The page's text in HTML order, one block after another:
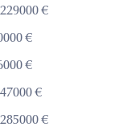
€
€
€
€
€